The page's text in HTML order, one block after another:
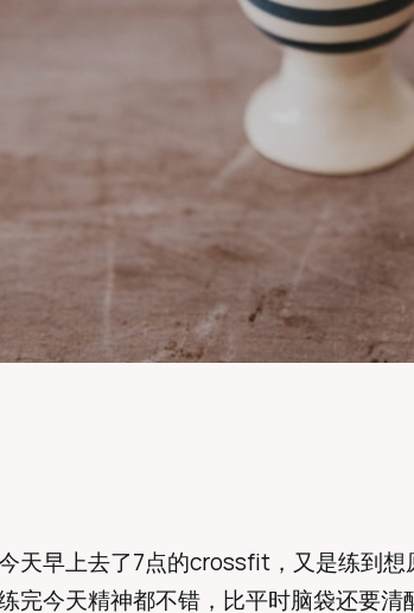
天早上去了7点的crossfit，又是练到想
完今天精神都不错，比平时脑袋还要清